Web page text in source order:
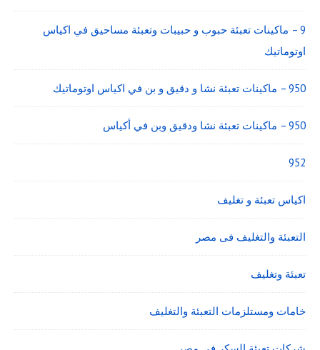
9 – ماكينات تعبئة حبوب و حبيبات وتعبئة مساحيق في اكياس
اوتوماتيك
950 – ماكينات تعبئة نشا و دقيق و بن في اكياس اوتوماتيك
950 – ماكينات تعبئة نشا ودقيق وبن في أكياس
952
اكياس تعبئة و تغليف
التعبئة والتغليف فى مصر
تعبئة وتغليف
خامات ومستلزمات التعبئة والتغليف